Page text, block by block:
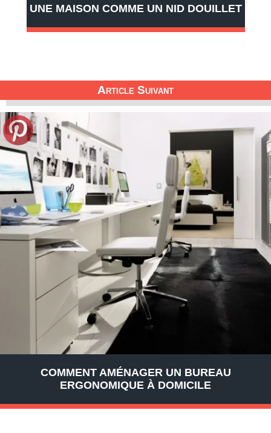
UNE MAISON COMME UN NID DOUILLET
Article Suivant
COMMENT AMÉNAGER UN BUREAU
ERGONOMIQUE À DOMICILE